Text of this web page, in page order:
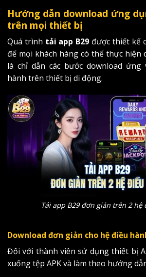
Hướng dẫn download ứng
trên mọi thiết bị
Quá trình tải app B29 được thiết kế
để mọi khách hàng có thể thực hiện
là chỉ dẫn các bước download
hành trên thiết bị di động.
Tải app B29 đơn giản trên 2 hệ
Download đơn giản cho hệ điều
Đối với thành viên sử dụng thiết bị
xuống tệp APK và làm theo hướng